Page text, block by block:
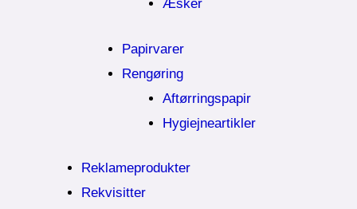
Æsker
Papirvarer
Rengøring
Aftørringspapir
Hygiejneartikler
Reklameprodukter
Rekvisitter